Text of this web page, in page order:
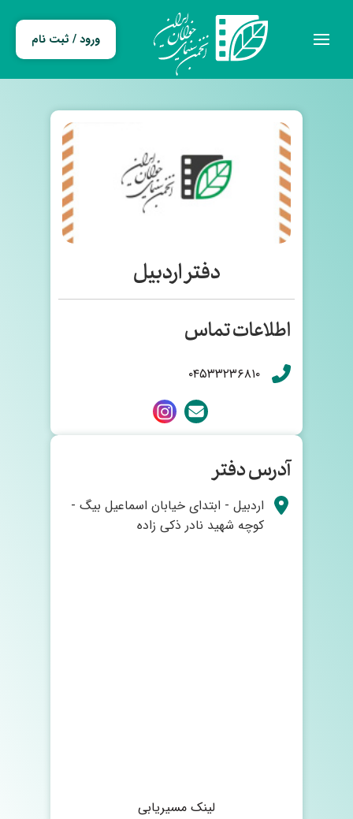
ورود / ثبت نام
دفتر اردبیل
اطلاعات تماس
۰۴۵۳۳۲۳۶۸۱۰
آدرس دفتر
اردبیل - ابتدای خیابان اسماعیل بیگ -
کوچه شهید نادر ذکی زاده
لینک مسیریابی